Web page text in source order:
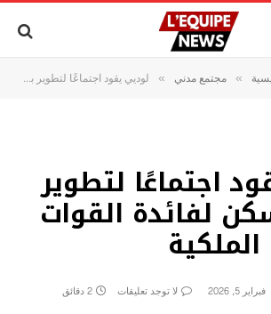
» مجتمع مدني » لوديي يقود اجتماعًا لتطوير برامج السكن لفائدة القوات المسلحة الملكية
اجتماعًا لتطوير
لفائدة القوات
فبراير 5, 2026 لا توجد تعليقات 2 دقائق